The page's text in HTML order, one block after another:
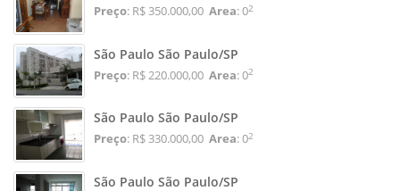
Preço: R$ 350.000,00 Area: 02
São Paulo São Paulo/SP
Preço: R$ 220.000,00 Area: 02
São Paulo São Paulo/SP
Preço: R$ 330.000,00 Area: 02
São Paulo São Paulo/SP